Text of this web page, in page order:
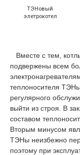
ТЭНовый
элетрокотел
Вместе с тем,
подвержены всем
теплоносителя
регулярного
выйти из строя. В
составом
Вторым минусом
ТЭНы неизбежно
поэтому при